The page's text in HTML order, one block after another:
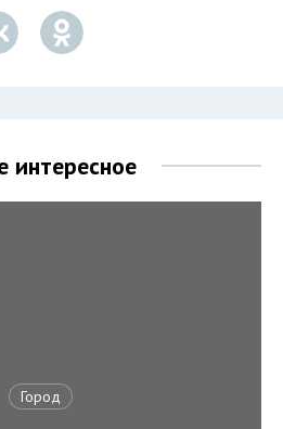
интересное
Город